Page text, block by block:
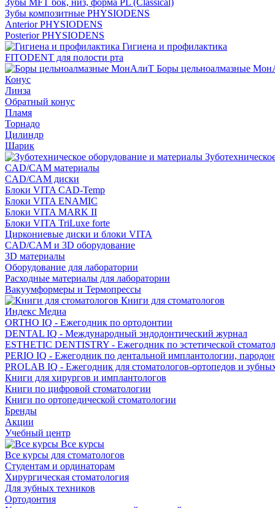
Зубы MFT бок, низ, форма PL (Classical)
Зубы композитные PHYSIODENS
Anterior PHYSIODENS
Posterior PHYSIODENS
Гигиена и профилактика
FITODENT для полости рта
Боры цельноалмазные
Конус
Линза
Обратный конус
Пламя
Торнадо
Цилиндр
Шарик
CAD/CAM материалы
CAD/CAM диски
Блоки VITA CAD-Temp
Блоки VITA ENAMIC
Блоки VITA MARK II
Блоки VITA TriLuxe forte
Циркониевые диски и блоки VITA
CAD/CAM и 3D оборудование
3D материалы
Оборудование для лаборатории
Расходные материалы для лаборатории
Вакуумформеры и Термопрессы
Книги для стоматологов
Индекс Медиа
ORTHO IQ - Ежегодник по ортодонтии
DENTAL IQ - Международный эндодонтический журнал
ESTHETIC DENTISTRY - Ежегодник по эстетической
PERIO IQ - Ежегодник по дентальной имплантологии,
PROLAB IQ - Ежегодник для стоматологов-ортопедов и
Книги для хирургов и имплантологов
Книги по цифровой стоматологии
Книги по ортопедической стоматологии
Бренды
Акции
Учебный центр
Все курсы
Все курсы для стоматологов
Студентам и ординаторам
Хирургическая стоматология
Для зубных техников
Ортодонтия